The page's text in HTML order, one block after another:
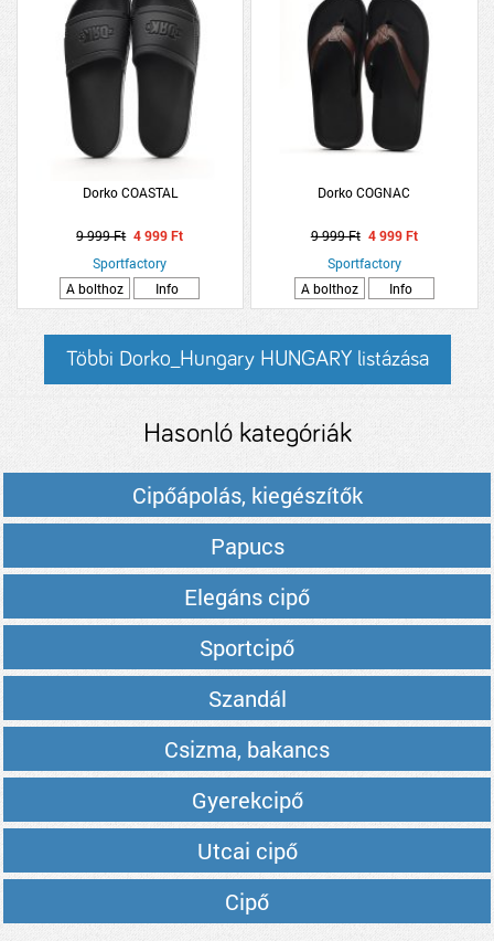
Dorko COASTAL
9 999 Ft 4 999 Ft
Sportfactory
A bolthoz
Info
Dorko COGNAC
9 999 Ft 4 999 Ft
Sportfactory
A bolthoz
Info
Többi Dorko_Hungary HUNGARY listázása
Hasonló kategóriák
Cipőápolás, kiegészítők
Papucs
Elegáns cipő
Sportcipő
Szandál
Csizma, bakancs
Gyerekcipő
Utcai cipő
Cipő